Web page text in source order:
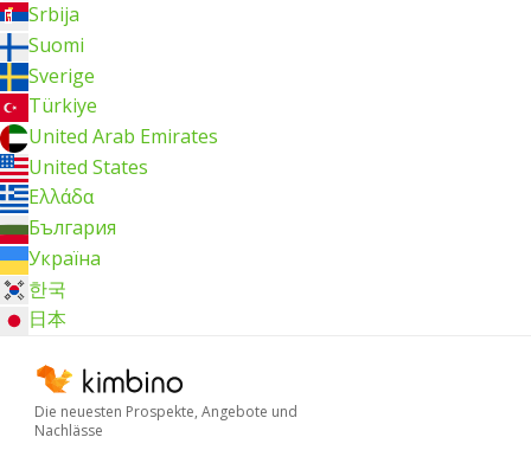
Srbija
Suomi
Sverige
Türkiye
United Arab Emirates
United States
Ελλάδα
България
Україна
한국
日本
Die neuesten Prospekte, Angebote und
Nachlässe